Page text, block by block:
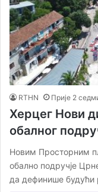
RTHN Прије 2
Херцег Нови
обалног
Новим Просторним
обално подручје
да дефинише будући